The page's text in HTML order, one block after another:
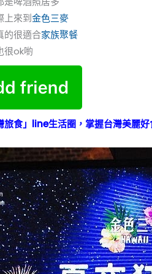
上來到金色三麥
的很適合家族聚餐
很ok喲
旅食」line生活圈，掌握台灣美麗好